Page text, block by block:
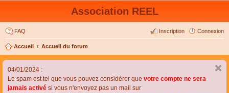
Association REEL
FAQ Connexion
Inscription
Accueil Accueil du forum
04/01/2024 :
Le spam est tel que vous pouvez considérer que votre compte ne sera
jamais activé si vous n'envoyez pas un mail sur